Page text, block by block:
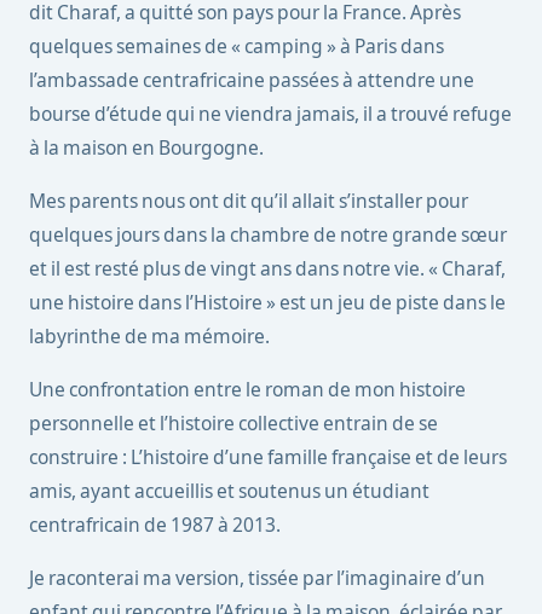
dit Charaf, a quitté son pays pour la France. Après
quelques semaines de « camping » à Paris dans
l’ambassade centrafricaine passées à attendre une
bourse d’étude qui ne viendra jamais, il a trouvé refuge
à la maison en Bourgogne.
Mes parents nous ont dit qu’il allait s’installer pour
quelques jours dans la chambre de notre grande sœur
et il est resté plus de vingt ans dans notre vie. « Charaf,
une histoire dans l’Histoire » est un jeu de piste dans le
labyrinthe de ma mémoire.
Une confrontation entre le roman de mon histoire
personnelle et l’histoire collective entrain de se
construire : L’histoire d’une famille française et de leurs
amis, ayant accueillis et soutenus un étudiant
centrafricain de 1987 à 2013.
Je raconterai ma version, tissée par l’imaginaire d’un